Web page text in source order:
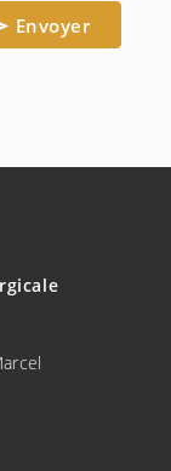
Envoyer